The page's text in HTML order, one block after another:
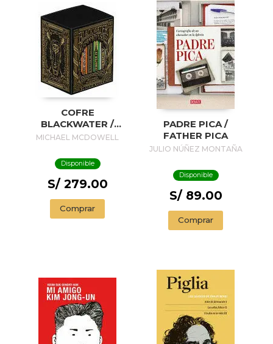
COFRE
BLACKWATER /
BLACKWATER
MICHAEL MCDOWELL
Disponible
S/ 279.00
Comprar
PADRE PICA /
FATHER PICA
JULIO NÚÑEZ MONTAÑA
Disponible
S/ 89.00
Comprar